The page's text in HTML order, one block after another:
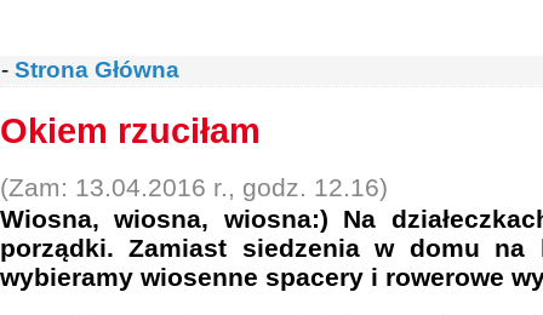
- Strona Główna
Okiem rzuciłam
(Zam: 13.04.2016 r., godz. 12.16)
Wiosna, wiosna, wiosna:) Na
porządki. Zamiast siedzenia w domu na
wybieramy wiosenne spacery i rowerowe